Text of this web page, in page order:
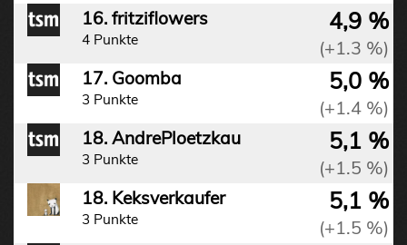
16. fritziflowers
4 Punkte
4,9 %
(+1.3 %)
17. Goomba
3 Punkte
5,0 %
(+1.4 %)
18. AndrePloetzkau
3 Punkte
5,1 %
(+1.5 %)
18. Keksverkaufer
3 Punkte
5,1 %
(+1.5 %)